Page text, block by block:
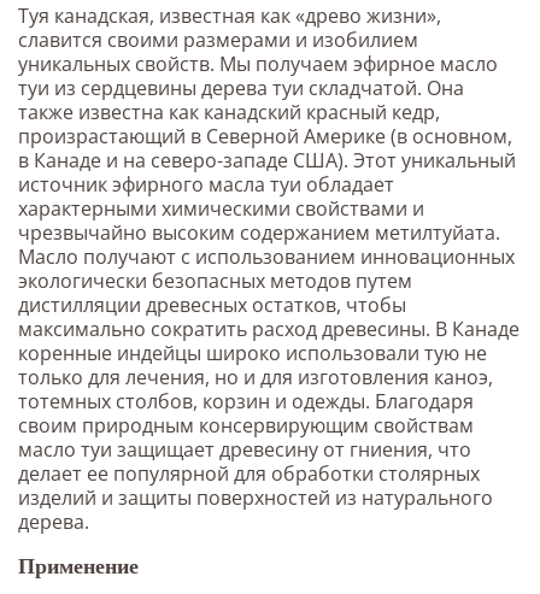
Туя канадская, известная как «древо жизни»,
славится своими размерами и изобилием
уникальных свойств. Мы получаем эфирное масло
туи из сердцевины дерева туи складчатой. Она
также известна как канадский красный кедр,
произрастающий в Северной Америке (в основном,
в Канаде и на северо-западе США). Этот уникальный
источник эфирного масла туи обладает
характерными химическими свойствами и
чрезвычайно высоким содержанием метилтуйата.
Масло получают с использованием инновационных
экологически безопасных методов путем
дистилляции древесных остатков, чтобы
максимально сократить расход древесины. В Канаде
коренные индейцы широко использовали тую не
только для лечения, но и для изготовления каноэ,
тотемных столбов, корзин и одежды. Благодаря
своим природным консервирующим свойствам
масло туи защищает древесину от гниения, что
делает ее популярной для обработки столярных
изделий и защиты поверхностей из натурального
дерева.
Применение